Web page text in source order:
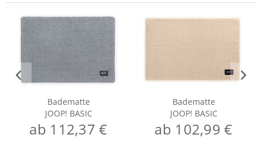
Badematte
JOOP! BASIC
ab 112,37 €
Badematte
JOOP! BASIC
ab 102,99 €